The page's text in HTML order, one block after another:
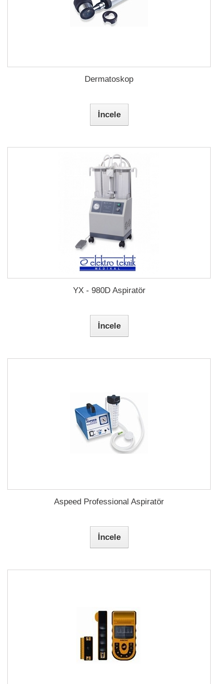
Dermatoskop
İncele
YX - 980D Aspiratör
İncele
Aspeed Professional Aspiratör
İncele